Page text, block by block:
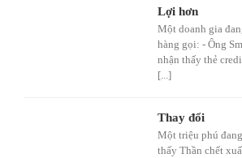
Lợi hơn
Một doanh gia
hàng gọi: - Ông
nhận thấy thẻ
[...]
Thay đổi
Một triệu phú
thấy Thần chết